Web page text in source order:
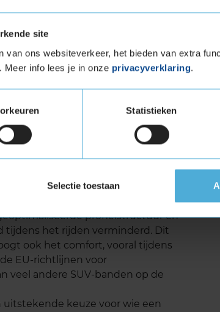
site
van ons websiteverkeer, het bieden van extra
Meer info lees je in onze privacyverklaring.
Statistieken
Selectie toestaan
levensduur
met duurzaamheid in
rubbercompound biedt
gebruik op diverse
ANWB en ADAC, laten zien dat
er langer van kunt genieten
geluid
LX SPORT is het
profielstructuur en
het rijden verminderd. Dit
ook het comfort, vooral tijdens
EU-richtlijnen voor
veel andere SUV-banden op de
uitstekende keuze voor wie een